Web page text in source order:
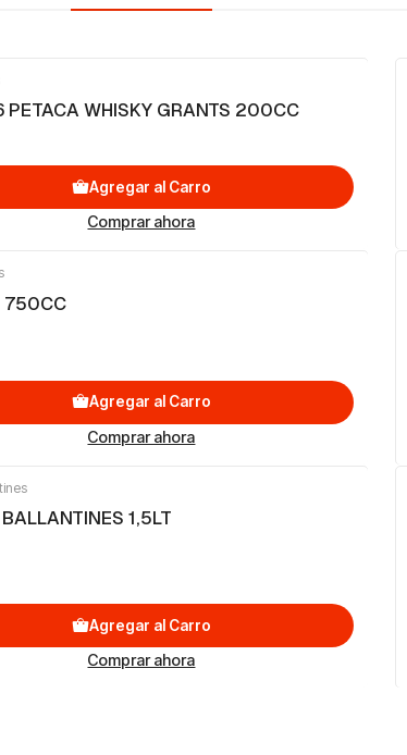
PETACA WHISKY GRANTS 200CC
Agregar al Carro
Comprar ahora
750CC
Agregar al Carro
Comprar ahora
1,5LT
Agregar al Carro
Comprar ahora